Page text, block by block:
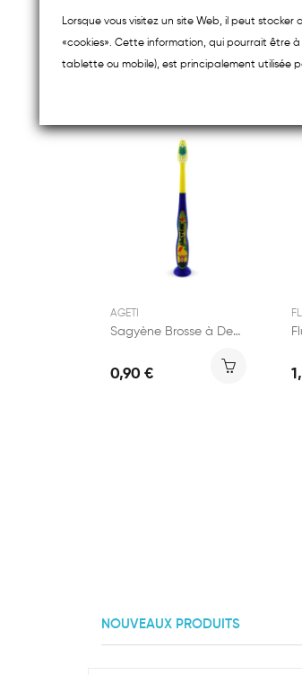
AGETI
Sagyène Brosse à Dents Junior
0,90 €
NOUVEAUX PRODUITS
Lorsque vous visitez un site Web, il peut
«cookies». Cette information, qui pourrait être
tablette ou mobile), est principalement utilisée